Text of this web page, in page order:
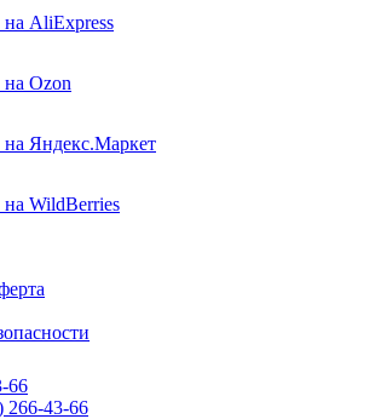
AliExpress
Ozon
Яндекс.Маркет
WildBerries
66
266-43-66